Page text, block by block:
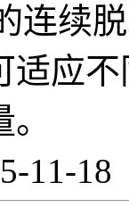
连续
适应
11-